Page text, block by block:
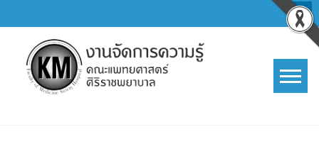
to
content